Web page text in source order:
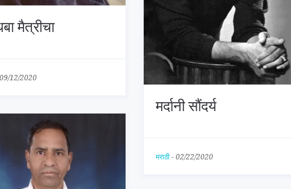
मैत्रीचा
09/12/2020
मर्दानी सौंदर्य
मराठी- 02/22/2020